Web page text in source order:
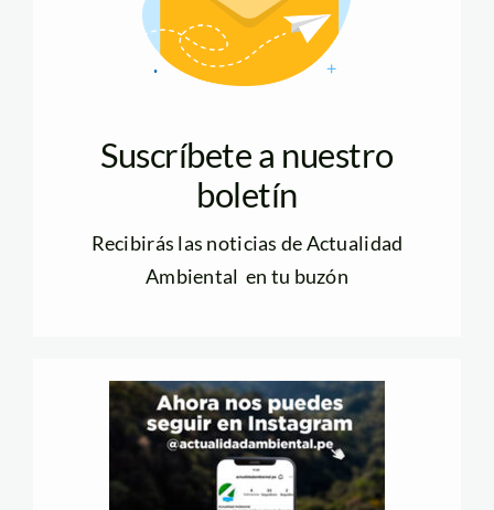
Suscríbete a nuestro
boletín
Recibirás las noticias de Actualidad
Ambiental en tu buzón